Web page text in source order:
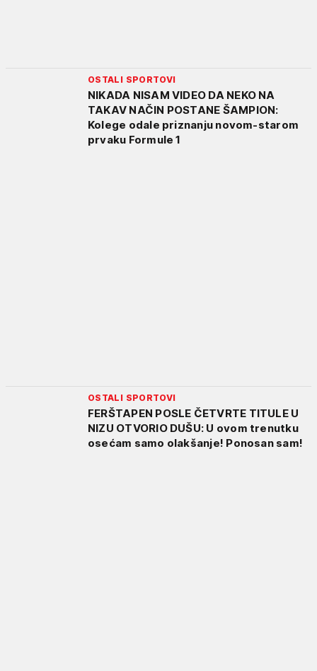
OSTALI SPORTOVI
NIKADA NISAM VIDEO DA NEKO NA
TAKAV NAČIN POSTANE ŠAMPION:
Kolege odale priznanju novom-starom
prvaku Formule 1
OSTALI SPORTOVI
FERŠTAPEN POSLE ČETVRTE TITULE U
NIZU OTVORIO DUŠU: U ovom trenutku
osećam samo olakšanje! Ponosan sam!